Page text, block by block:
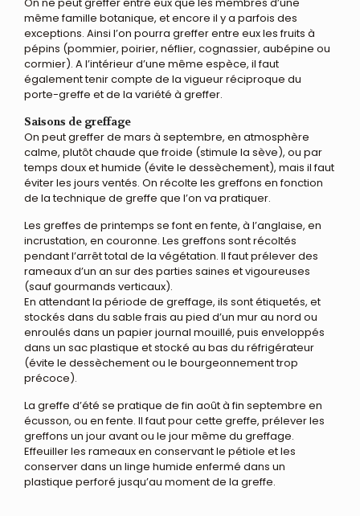
même famille botanique, et encore il y a parfois des
exceptions. Ainsi l’on pourra greffer entre eux les fruits à
pépins (pommier, poirier, néflier, cognassier, aubépine ou
cormier). A l’intérieur d’une même espèce, il faut
également tenir compte de la vigueur réciproque du
porte-greffe et de la variété à greffer.
Saisons de greffage
On peut greffer de mars à septembre, en atmosphère
calme, plutôt chaude que froide (stimule la sève), ou par
temps doux et humide (évite le dessèchement), mais il faut
éviter les jours ventés. On récolte les greffons en fonction
de la technique de greffe que l’on va pratiquer.
Les greffes de printemps se font en fente, à l’anglaise, en
incrustation, en couronne. Les greffons sont récoltés
pendant l’arrêt total de la végétation. Il faut prélever des
rameaux d’un an sur des parties saines et vigoureuses
(sauf gourmands verticaux).
En attendant la période de greffage, ils sont étiquetés, et
stockés dans du sable frais au pied d’un mur au nord ou
enroulés dans un papier journal mouillé, puis enveloppés
dans un sac plastique et stocké au bas du réfrigérateur
(évite le dessèchement ou le bourgeonnement trop
précoce).
La greffe d’été se pratique de fin août à fin septembre en
écusson, ou en fente. Il faut pour cette greffe, prélever les
greffons un jour avant ou le jour même du greffage.
Effeuiller les rameaux en conservant le pétiole et les
conserver dans un linge humide enfermé dans un
plastique perforé jusqu’au moment de la greffe.